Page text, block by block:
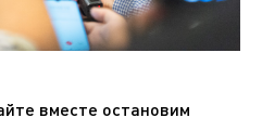
вместе остановим